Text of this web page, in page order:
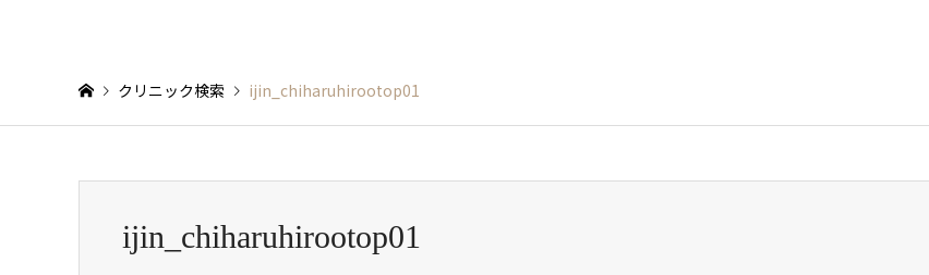
クリニック検索 ijin_chiharuhirootop01
ijin_chiharuhirootop01